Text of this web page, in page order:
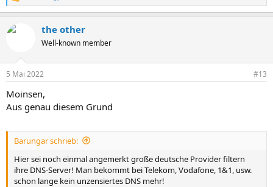
e
k
e
:
the other
Well-known member
5 Mai 2022 #13
Moinsen,
Aus genau diesem Grund
Barungar schrieb:
Hier sei noch einmal angemerkt große deutsche Provider filtern
ihre DNS-Server! Man bekommt bei Telekom, Vodafone, 1&1, usw.
schon lange kein unzensiertes DNS mehr!